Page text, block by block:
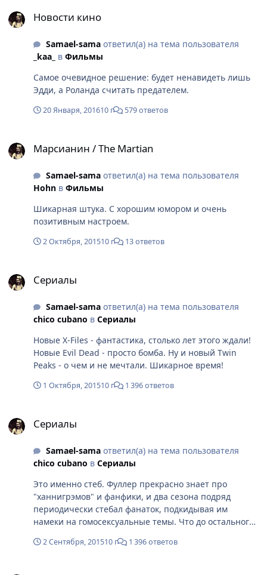
Новости кино
Samael-samaответил(а) на тема пользователя
_kaa_ в Фильмы
Самое очевидное решение: будет ненавидеть лишь
Эдди, а Роланда считать предателем.
20 Января, 201610 г 579 ответов
Марсианин / The Martian
Samael-samaответил(а) на тема пользователя
Hohn в Фильмы
Шикарная штука. С хорошим юмором и очень
позитивным настроем.
2 Октября, 201510 г 13 ответов
Сериалы
Samael-samaответил(а) на тема пользователя
chico cubano в Сериалы
Новые X-Files - фантастика, столько лет этого ждали!
Новые Evil Dead - просто бомба. Ну и новый Twin
Peaks - о чем и не мечтали. Шикарное время!
1 Октября, 201510 г 1 396 ответов
Сериалы
Samael-samaответил(а) на тема пользователя
chico cubano в Сериалы
Это именно стеб. Фуллер прекрасно знает про
"ханнигрэмов" и фанфики, и два сезона подряд
периодически стебал фанаток, подкидывая им
намеки на гомосексуальные темы. Что до остального -
Диалоги в сериале не менялись все три сезона и все
2 Сентября, 201510 г 1 396 ответов